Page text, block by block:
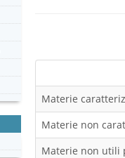
Materie
Materie non
Materie non utili